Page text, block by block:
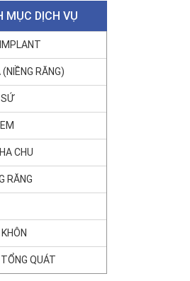
MỤC DỊCH VỤ
RĂNG)
CHU
RĂNG
QUÁT